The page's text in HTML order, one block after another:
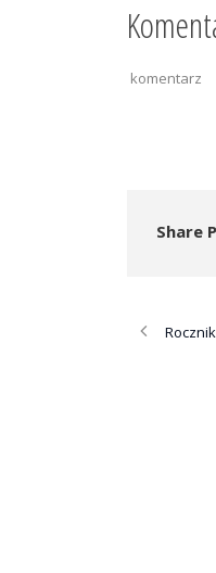
komentarz
Share